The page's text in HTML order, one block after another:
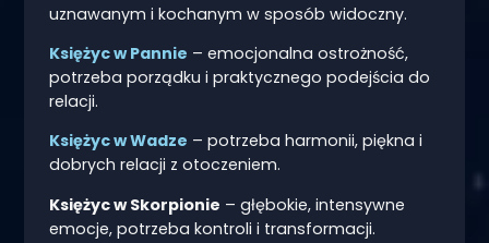
uznawanym i kochanym w sposób widoczny.
Księżyc w Pannie – emocjonalna ostrożność,
potrzeba porządku i praktycznego podejścia do
relacji.
Księżyc w Wadze – potrzeba harmonii, piękna i
dobrych relacji z otoczeniem.
Księżyc w Skorpionie – głębokie, intensywne
emocje, potrzeba kontroli i transformacji.